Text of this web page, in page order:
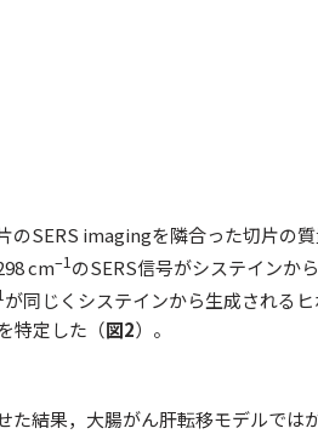
のSERS imagingを隣合った切片の
cm–1のSERS信号がシステインか
が同じくシステインから生成されるヒ
特定した（図2）。
た結果，大腸がん肝転移モデルでは